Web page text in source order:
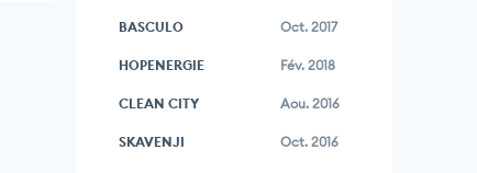
BASCULO Oct. 2017
HOPENERGIE Fév. 2018
CLEAN CITY Aou. 2016
SKAVENJI Oct. 2016